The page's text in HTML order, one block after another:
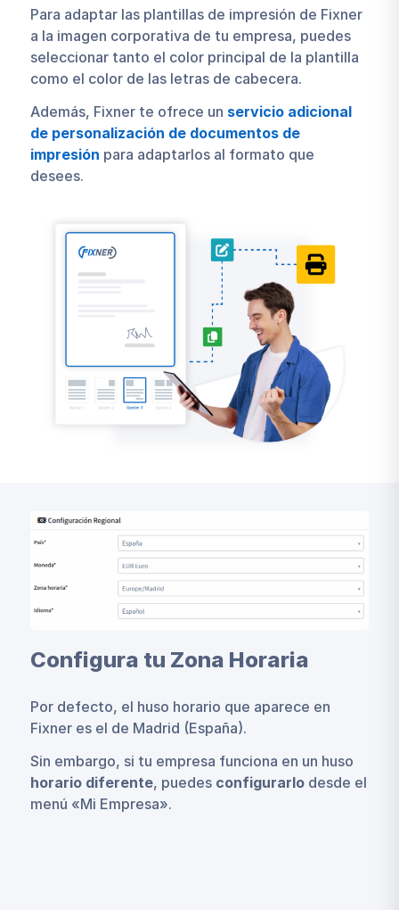
Para adaptar las plantillas de impresión de Fixner
a la imagen corporativa de tu empresa, puedes
seleccionar tanto el color principal de la plantilla
como el color de las letras de cabecera.
Además, Fixner te ofrece un servicio adicional
de personalización de documentos de
impresión para adaptarlos al formato que
desees.
Configura tu Zona Horaria
Por defecto, el huso horario que aparece en
Fixner es el de Madrid (España).
Sin embargo, si tu empresa funciona en un huso
horario diferente, puedes configurarlodesde el
menú «Mi Empresa».